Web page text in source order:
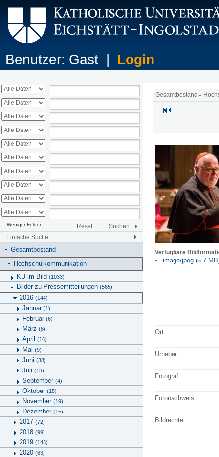
Benutzer: Gast | Login
Weniger Felder Reset
Suchen
Einfache Suche
Gesamtbestand
Hochschulkommunikation
KU im Bild (1033)
Bilder zu Pressemitteilungen (565)
2016 (144)
Januar (1)
Februar (6)
März (8)
April (16)
Mai (9)
Juni (38)
Juli (13)
September (4)
Oktober (15)
November (19)
Dezember (15)
2017 (72)
2018 (99)
2019 (143)
2020 (63)
Gesamtbestand
Verfügbare
image/jpeg (5.7
Ort:
Urheber:
Fotograf:
Fotonachweis:
Bildrechte: